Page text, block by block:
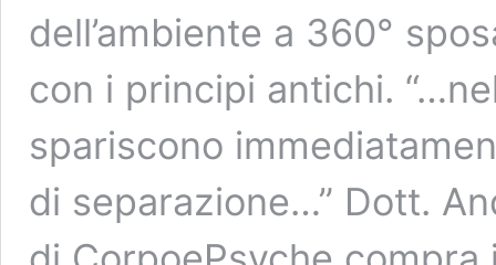
dell’ambiente a 360°
con i principi antichi.
spariscono
di separazione…” Dott.